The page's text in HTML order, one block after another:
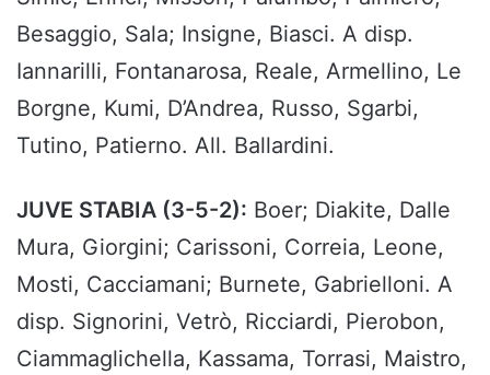
Besaggio, Sala; Insigne, Biasci. A disp.
Iannarilli, Fontanarosa, Reale, Armellino, Le
Borgne, Kumi, D’Andrea, Russo, Sgarbi,
Tutino, Patierno. All. Ballardini.
JUVE STABIA (3-5-2): Boer; Diakite, Dalle
Mura, Giorgini; Carissoni, Correia, Leone,
Mosti, Cacciamani; Burnete, Gabrielloni. A
disp. Signorini, Vetrò, Ricciardi, Pierobon,
Ciammaglichella, Kassama, Torrasi, Maistro,